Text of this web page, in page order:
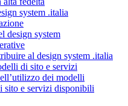
system .italia
design system
al design system .italia
di sito e servizi
dei modelli
sito e servizi disponibili